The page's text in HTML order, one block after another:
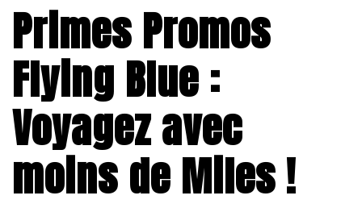
Primes Promos
Flying Blue :
Voyagez avec
moins de Miles !